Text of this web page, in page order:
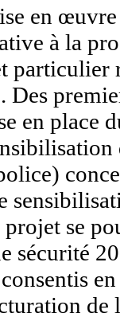
en œuvre
à la
particulier
. Des
en place
projet se
sécurité